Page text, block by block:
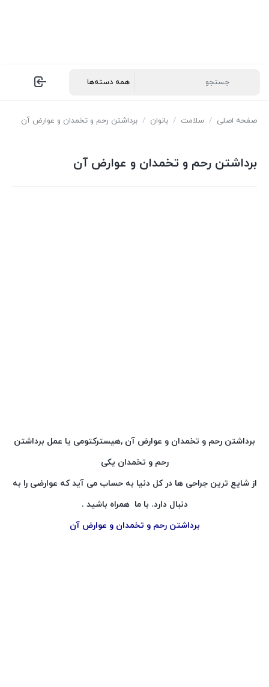
صفحه اصلی / سلامت / بانوان / برداشتن رحم و تخمدان و عوارض آن
برداشتن رحم و تخمدان و عوارض آن
برداشتن رحم و تخمدان و عوارض آن ,هیسترکتومی یا عمل برداشتن
رحم و تخمدان یکی
از شایع ترین جراحی ها در کل دنیا به حساب می آید که عوارضی را به
دنبال دارد. با ما همراه باشید .
برداشتن رحم و تخمدان و عوارض آن